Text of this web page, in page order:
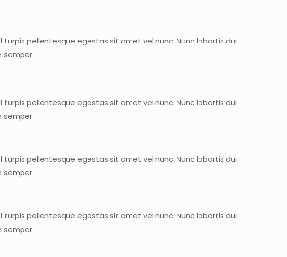
pellentesque egestas sit amet vel nunc. Nunc lobortis dui
semper.
pellentesque egestas sit amet vel nunc. Nunc lobortis dui
semper.
pellentesque egestas sit amet vel nunc. Nunc lobortis dui
semper.
pellentesque egestas sit amet vel nunc. Nunc lobortis dui
semper.